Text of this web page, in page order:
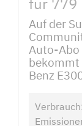
Auf der
Auto-Abo
bekommt
Benz